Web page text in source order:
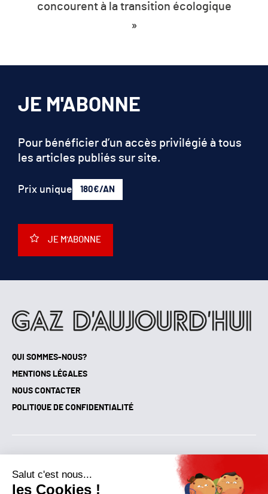
concourent à la transition écologique
»
QUI SOMMES-NOUS?
MENTIONS LÉGALES
NOUS CONTACTER
POLITIQUE DE CONFIDENTIALITÉ
JE M'ABONNE
Pour bénéficier d’un accès privilégié à tous
les articles publiés sur site.
Prix unique 180€/AN
JE M'ABONNE